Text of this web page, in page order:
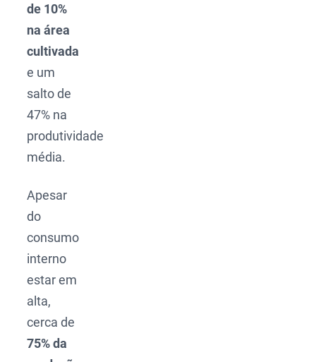
de 10%
na área
cultivada
e um
salto de
47% na
produtividade
média.
Apesar
do
consumo
interno
estar em
alta,
cerca de
75% da